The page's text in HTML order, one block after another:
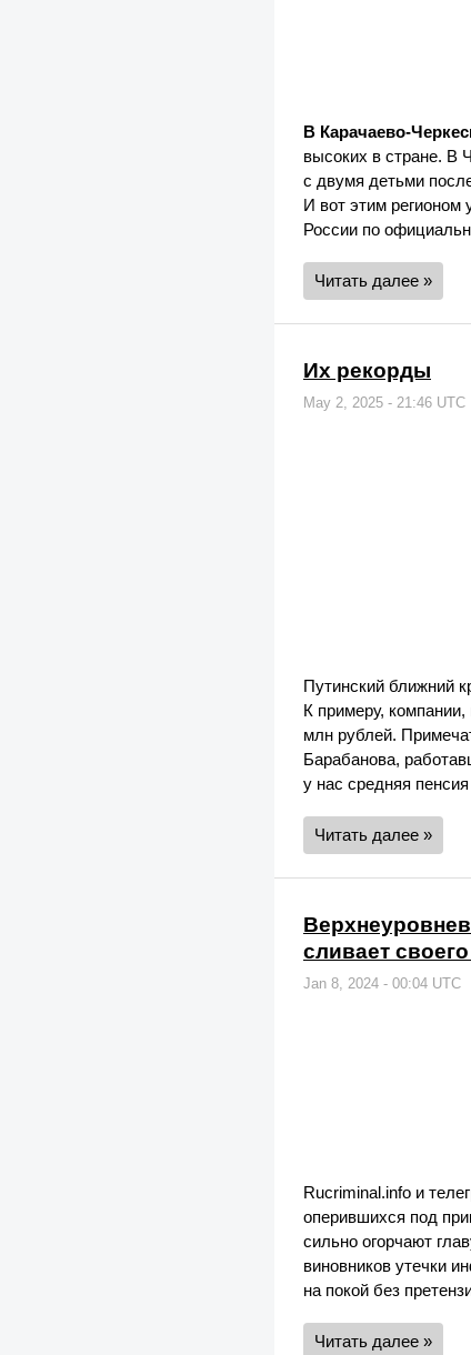
В Карачаево-
высоких в стране. В
с двумя детьми
И вот этим регионом
России по
Читать далее »
Их рекорды
May 2, 2025 - 21:46 UTC
Путинский ближний
К примеру,
млн рублей.
Барабанова,
у нас средняя
Читать далее »
сливает
Jan 8, 2024 - 00:04 UTC
Rucriminal.info и
оперившихся под
сильно огорчают
виновников утечки
на покой без
Читать далее »